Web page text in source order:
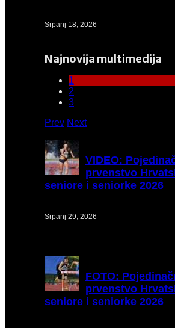
Srpanj 18, 2026
Najnovija multimedija
1
2
3
Prev Next
VIDEO:
prvenstvo
seniore i seniorke 2026
Srpanj 29, 2026
FOTO:
prvenstvo
seniore i seniorke 2026